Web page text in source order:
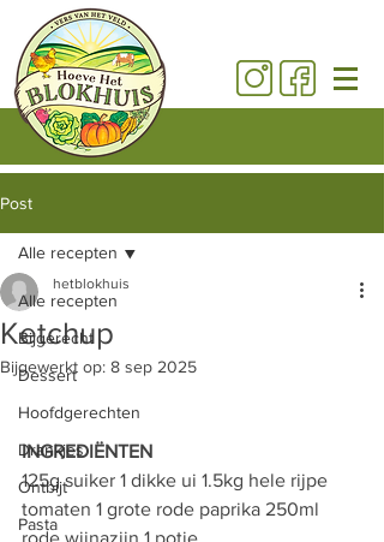
Post
Alle recepten
Bijgerecht
Dessert
Hoofdgerechten
Drankjes
Ontbijt
Pasta
Alle recepten
Ketchup
hetblokhuis
Bijgewerkt op: 8 sep 2025
INGREDIËNTEN
125g suiker 1 dikke ui 1.5kg hele rijpe
tomaten 1 grote rode paprika 250ml
rode wijnazijn 1 potje